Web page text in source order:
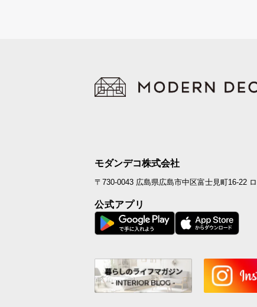
モダンデコ株式会社
〒730-0043 広島県広島市中区富士見町16-22
公式アプリ